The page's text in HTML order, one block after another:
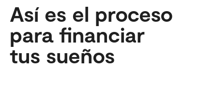
Así es el proceso
para financiar
tus sueños